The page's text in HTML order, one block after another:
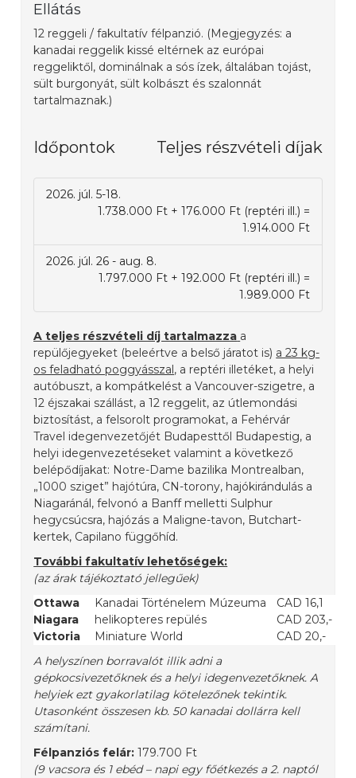
Ellátás
12 reggeli / fakultatív félpanzió. (Megjegyzés: a
kanadai reggelik kissé eltérnek az európai
reggeliktől, dominálnak a sós ízek, általában tojást,
sült burgonyát, sült kolbászt és szalonnát
tartalmaznak.)
Időpontok Teljes részvételi díjak
2026. júl. 5-18.
1.738.000 Ft + 176.000 Ft (reptéri ill.) =
1.914.000 Ft
2026. júl. 26 - aug. 8.
1.797.000 Ft + 192.000 Ft (reptéri ill.) =
1.989.000 Ft
A teljes részvételi díj tartalmazza a
repülőjegyeket (beleértve a belső járatot is) a 23 kg-
os feladható poggyásszal, a reptéri illetéket, a helyi
autóbuszt, a kompátkelést a Vancouver-szigetre, a
12 éjszakai szállást, a 12 reggelit, az útlemondási
biztosítást, a felsorolt programokat, a Fehérvár
Travel idegenvezetőjét Budapesttől Budapestig, a
helyi idegenvezetéseket valamint a következő
belépődíjakat: Notre-Dame bazilika Montrealban,
„1000 sziget” hajótúra, CN-torony, hajókirándulás a
Niagaránál, felvonó a Banff melletti Sulphur
hegycsúcsra, hajózás a Maligne-tavon, Butchart-
kertek, Capilano függőhíd.
További fakultatív lehetőségek:
(az árak tájékoztató jellegűek)
Ottawa
Kanadai Történelem Múzeuma
CAD 16,1
Niagara
helikopteres repülés
CAD 203,-
Victoria
Miniature World
CAD 20,-
A helyszínen borravalót illik adni a
gépkocsivezetőknek és a helyi idegenvezetőknek. A
helyiek ezt gyakorlatilag kötelezőnek tekintik.
Utasonként összesen kb. 50 kanadai dollárra kell
számítani.
Félpanziós felár: 179.700 Ft
(9 vacsora és 1 ebéd – napi egy főétkezés a 2. naptól